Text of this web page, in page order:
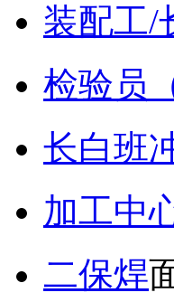
装配工/
检验员
长白班
加工中
二保焊